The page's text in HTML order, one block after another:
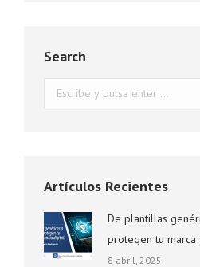
Search
Buscar:
Artículos Recientes
De plantillas
protegen tu
8 abril, 2025